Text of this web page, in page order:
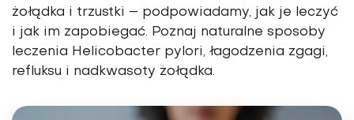
żołądka i trzustki – podpowiadamy, jak je leczyć
i jak im zapobiegać. Poznaj naturalne sposoby
leczenia Helicobacter pylori, łagodzenia zgagi,
refluksu i nadkwasoty żołądka.